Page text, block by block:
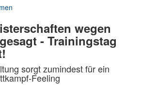
wegen
- Trainingstag
sorgt zumindest für ein
Feeling